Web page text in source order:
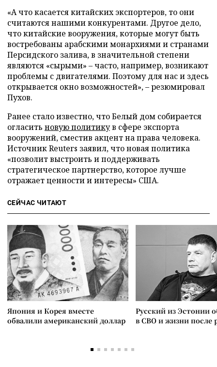
«А что касается китайских экспортеров, то они
считаются нашими конкурентами. Другое дело,
что китайские вооружения, которые могут быть
востребованы арабскими монархиями и странами
Персидского залива, в значительной степени
являются «сырыми» – часто, например, возникают
проблемы с двигателями. Поэтому для нас и здесь
открывается окно возможностей», – резюмировал
Пухов.
Ранее стало известно, что Белый дом собирается
огласить новую политикув сфере экспорта
вооружений, сместив акцент на права человека.
Источник Reuters заявил, что новая политика
«позволит выстроить и поддерживать
стратегическое партнерство, которое лучше
отражает ценности и интересы» США.
СЕЙЧАС ЧИТАЮТ
Япония и Корея вместе
обвалили американский доллар
Русский из Эстонии
в СВО и жизни после